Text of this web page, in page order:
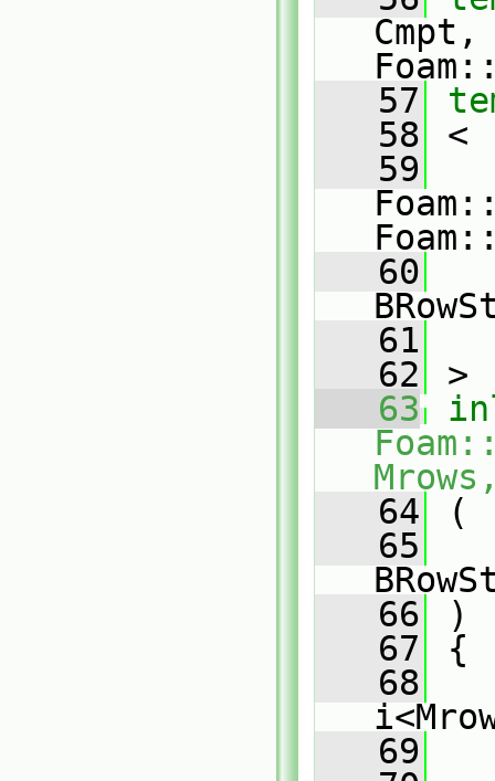
   57
   58
<
   59
   60
   61
   62
>
   63
   64
(
   65
   66
)
   67
{
   68
   69